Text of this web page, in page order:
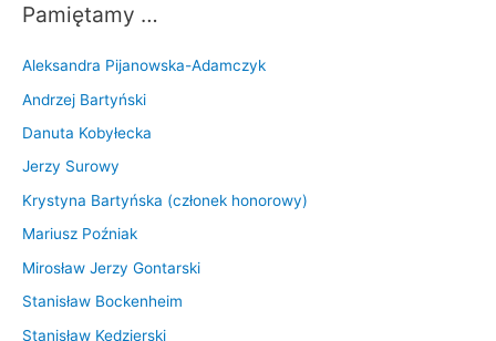
Pamiętamy …
Aleksandra Pijanowska-Adamczyk
Andrzej Bartyński
Danuta Kobyłecka
Jerzy Surowy
Krystyna Bartyńska (członek honorowy)
Mariusz Poźniak
Mirosław Jerzy Gontarski
Stanisław Bockenheim
Stanisław Kędzierski